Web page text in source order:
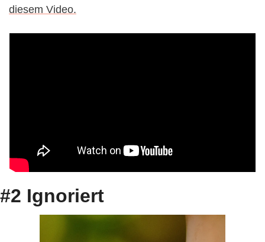
diesem Video.
#2 Ignoriert